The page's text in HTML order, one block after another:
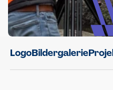
LogoBildergalerie